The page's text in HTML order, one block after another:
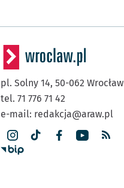
pl. Solny 14, 50-062 Wrocław
tel. 71 776 71 42
e-mail: redakcja@araw.pl